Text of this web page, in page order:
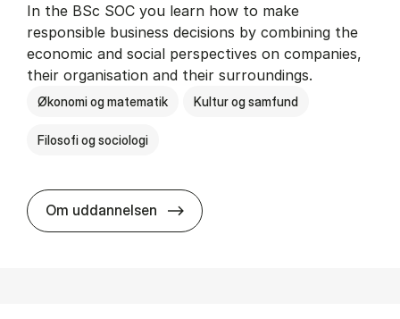
In the BSc SOC you learn how to make
responsible business decisions by combining the
economic and social perspectives on companies,
their organisation and their surroundings.
Økonomi og matematik Kultur og samfund
Filosofi og sociologi
Om uddannelsen BSc in Busi­ness Ad­min­is­tra­tion